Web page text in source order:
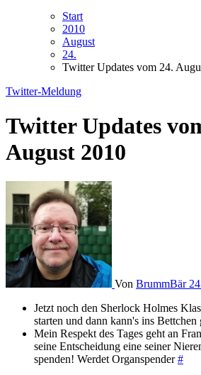
Start
2010
August
24.
Twitter Updates vom 24.
Twitter-Meldung
Twitter Updates
August 2010
Von BrummBär
Jetzt noch den Sherlock Holmes
starten und dann kann's ins
Mein Respekt des Tages geht an
seine Entscheidung eine seiner
spenden! Werdet Organspender#